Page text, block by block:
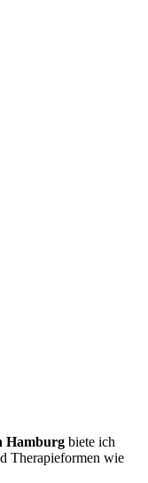
Hamburg biete ich
Therapieformen wie